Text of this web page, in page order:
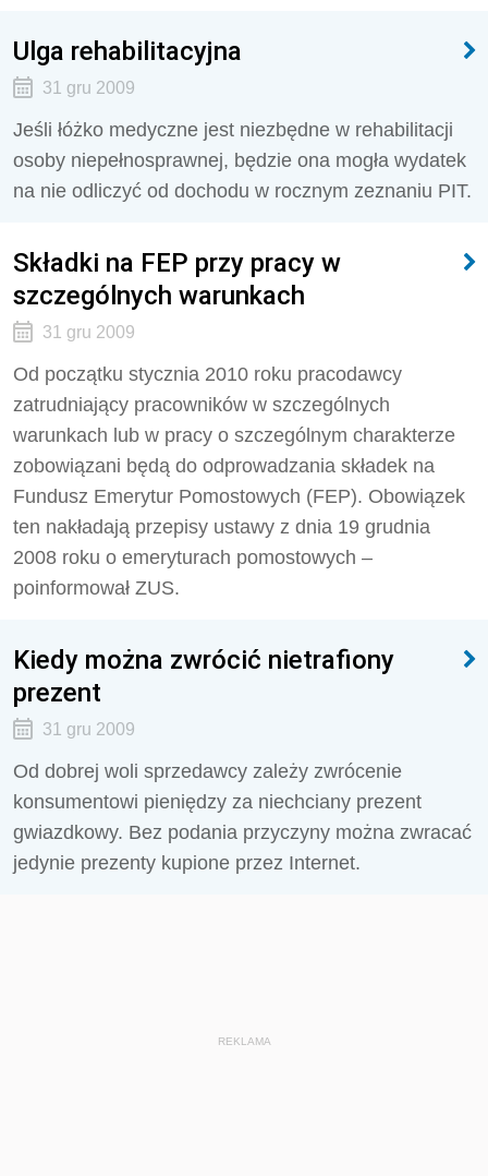
Ulga rehabilitacyjna
31 gru 2009
Jeśli łóżko medyczne jest niezbędne w rehabilitacji
osoby niepełnosprawnej, będzie ona mogła wydatek
na nie odliczyć od dochodu w rocznym zeznaniu PIT.
Składki na FEP przy pracy w
szczególnych warunkach
31 gru 2009
Od początku stycznia 2010 roku pracodawcy
zatrudniający pracowników w szczególnych
warunkach lub w pracy o szczególnym charakterze
zobowiązani będą do odprowadzania składek na
Fundusz Emerytur Pomostowych (FEP). Obowiązek
ten nakładają przepisy ustawy z dnia 19 grudnia
2008 roku o emeryturach pomostowych –
poinformował ZUS.
Kiedy można zwrócić nietrafiony
prezent
31 gru 2009
Od dobrej woli sprzedawcy zależy zwrócenie
konsumentowi pieniędzy za niechciany prezent
gwiazdkowy. Bez podania przyczyny można zwracać
jedynie prezenty kupione przez Internet.
REKLAMA